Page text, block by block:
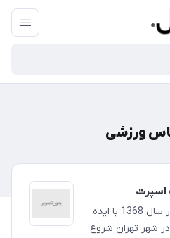
ورزشی
اسپرت
تولیدی ورزشی تیک اسپرت در سال 1368 با ایده
در شهر تهران شروع